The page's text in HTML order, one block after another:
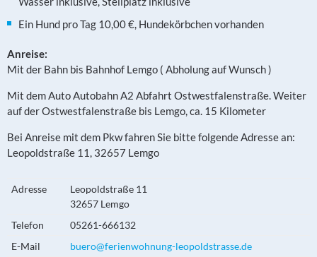
Ein Hund pro Tag 10,00 €, Hundekörbchen vorhanden
Anreise:
Mit der Bahn bis Bahnhof Lemgo ( Abholung auf Wunsch )
Mit dem Auto Autobahn A2 Abfahrt Ostwestfalenstraße. Weiter
auf der Ostwestfalenstraße bis Lemgo, ca. 15 Kilometer
Bei Anreise mit dem Pkw fahren Sie bitte folgende Adresse an:
Leopoldstraße 11, 32657 Lemgo
Adresse
Leopoldstraße 11
32657 Lemgo
Telefon
05261-666132
E-Mail
buero@ferienwohnung-leopoldstrasse.de